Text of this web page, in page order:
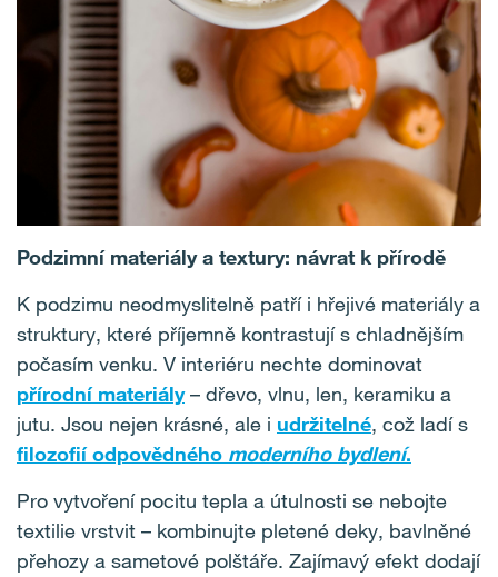
Podzimní materiály a textury: návrat k přírodě
K podzimu neodmyslitelně patří i hřejivé materiály a
struktury, které příjemně kontrastují s chladnějším
počasím venku. V interiéru nechte dominovat
přírodní materiály– dřevo, vlnu, len, keramiku a
jutu. Jsou nejen krásné, ale i udržitelné, což ladí s
filozofií odpovědného moderního bydlení.
Pro vytvoření pocitu tepla a útulnosti se nebojte
textilie vrstvit – kombinujte pletené deky, bavlněné
přehozy a sametové polštáře. Zajímavý efekt dodají